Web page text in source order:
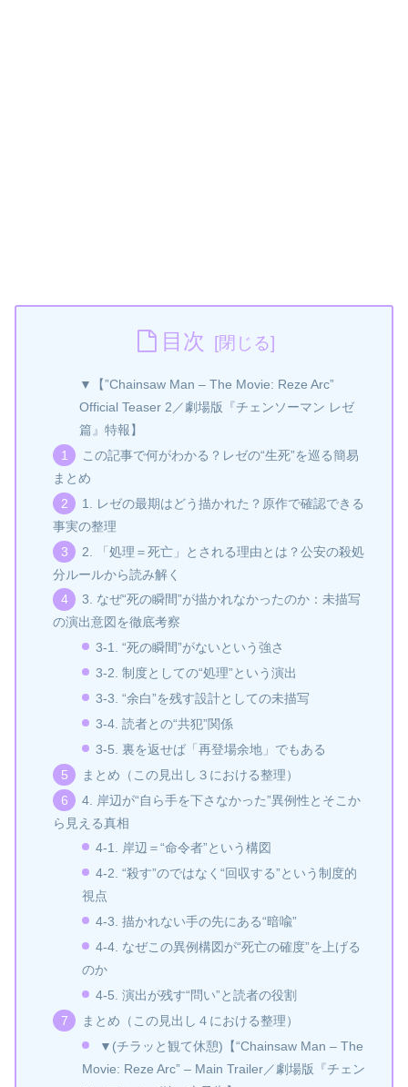
目次
▼【”Chainsaw Man – The Movie: Reze Arc”
Official Teaser 2／劇場版『チェンソーマン レゼ
篇』特報】
この記事で何がわかる？レゼの“生死”を巡る簡易
まとめ
1. レゼの最期はどう描かれた？原作で確認できる
事実の整理
2. 「処理＝死亡」とされる理由とは？公安の殺処
分ルールから読み解く
3. なぜ“死の瞬間”が描かれなかったのか：未描写
の演出意図を徹底考察
3‑1. “死の瞬間”がないという強さ
3‑2. 制度としての“処理”という演出
3‑3. “余白”を残す設計としての未描写
3‑4. 読者との“共犯”関係
3‑5. 裏を返せば「再登場余地」でもある
まとめ（この見出し３における整理）
4. 岸辺が“自ら手を下さなかった”異例性とそこか
ら見える真相
4‑1. 岸辺＝“命令者”という構図
4‑2. “殺す”のではなく“回収する”という制度的
視点
4‑3. 描かれない手の先にある“暗喩”
4‑4. なぜこの異例構図が“死亡の確度”を上げる
のか
4‑5. 演出が残す“問い”と読者の役割
まとめ（この見出し４における整理）
▼(チラッと観て休憩)【“Chainsaw Man – The
Movie: Reze Arc” – Main Trailer／劇場版『チェン